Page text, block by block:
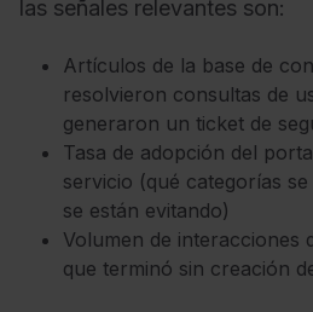
las señales relevantes son:
Artículos de la base de
resolvieron consultas de
generaron un ticket de
Tasa de adopción del
servicio (qué categorías
se están evitando)
Volumen de interacciones
que terminó sin creación